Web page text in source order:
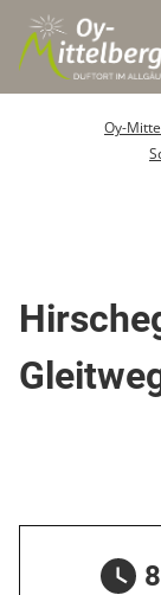
Oy-